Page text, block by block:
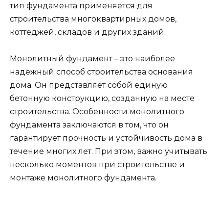
тип фундамента применяется для
строительства многоквартирных домов,
коттеджей, складов и других зданий.
Монолитный фундамент – это наиболее
надежный способ строительства основания
дома. Он представляет собой единую
бетонную конструкцию, созданную на месте
строительства. Особенности монолитного
фундамента заключаются в том, что он
гарантирует прочность и устойчивость дома в
течение многих лет. При этом, важно учитывать
несколько моментов при строительстве и
монтаже монолитного фундамента.